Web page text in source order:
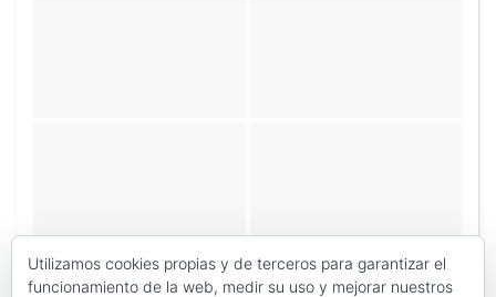
Utilizamos cookies propias y de terceros para garantizar el
funcionamiento de la web, medir su uso y mejorar nuestros